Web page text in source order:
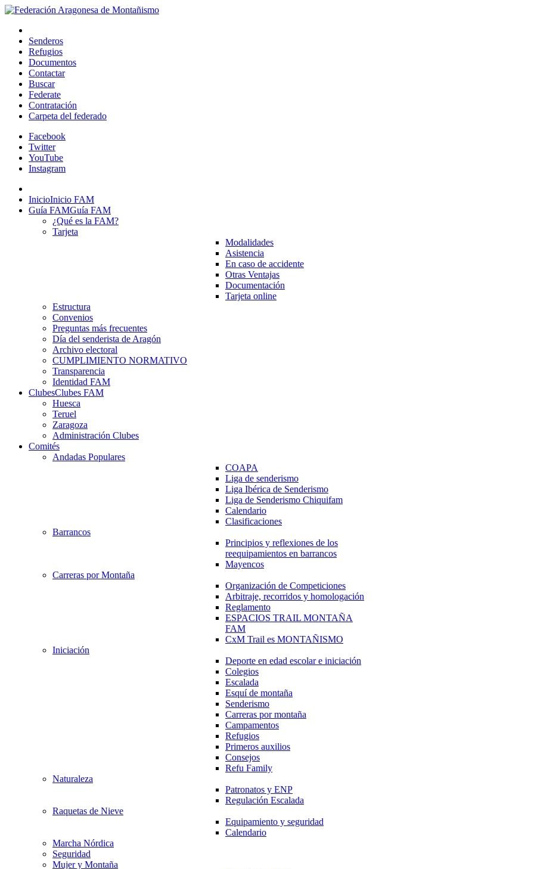
Senderos
Refugios
Documentos
Contactar
Buscar
Federate
Contratación
Carpeta del federado
Facebook
Twitter
YouTube
Instagram
InicioInicio FAM
Guía FAMGuía FAM
¿Qué es la FAM?
Tarjeta
Modalidades
Asistencia
En caso de accidente
Otras Ventajas
Documentación
Tarjeta online
Estructura
Convenios
Preguntas más frecuentes
Día del senderista de Aragón
Archivo electoral
CUMPLIMIENTO NORMATIVO
Transparencia
Identidad FAM
ClubesClubes FAM
Huesca
Teruel
Zaragoza
Administración Clubes
Comités
Andadas Populares
COAPA
Liga de senderismo
Liga Ibérica de Senderismo
Liga de Senderismo Chiquifam
Calendario
Clasificaciones
Barrancos
Principios y reflexiones de los
reequipamientos en barrancos
Mayencos
Carreras por Montaña
Organización de Competiciones
Arbitraje, recorridos y homologación
Reglamento
ESPACIOS TRAIL MONTAÑA
FAM
CxM Trail es MONTAÑISMO
Iniciación
Deporte en edad escolar e iniciación
Colegios
Escalada
Esquí de montaña
Senderismo
Carreras por montaña
Campamentos
Refugios
Primeros auxilios
Consejos
Refu Family
Naturaleza
Patronatos y ENP
Regulación Escalada
Raquetas de Nieve
Equipamiento y seguridad
Calendario
Marcha Nórdica
Seguridad
Mujer y Montaña